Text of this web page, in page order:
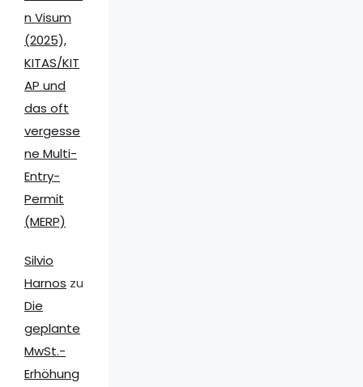
n Visum
(2025),
KITAS/KIT
AP und
das oft
vergesse
ne Multi-
Entry-
Permit
(MERP)
Silvio
Harnos zu
Die
geplante
MwSt.-
Erhöhung